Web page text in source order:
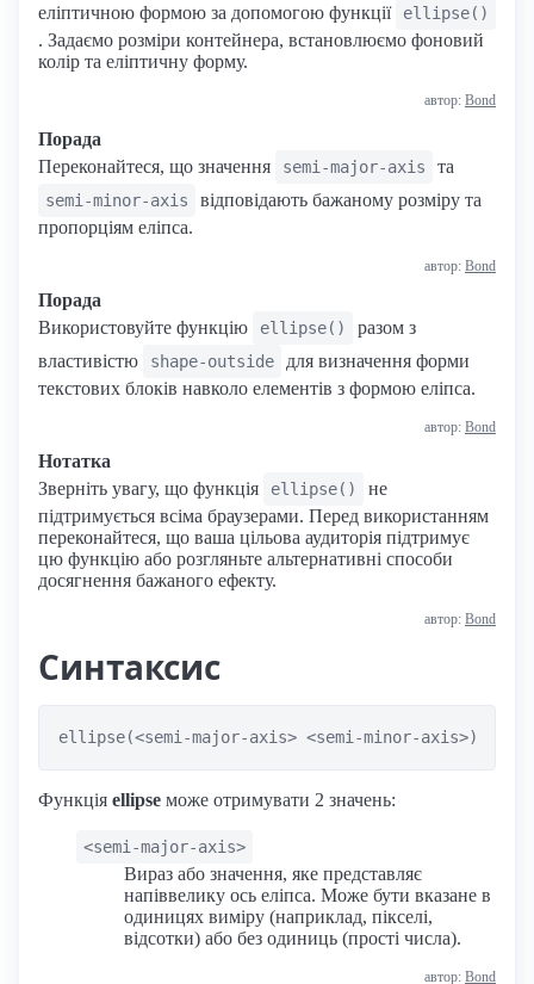
еліптичною формою за допомогою функції
ellipse()
. Задаємо розміри контейнера, встановлюємо фоновий
колір та еліптичну форму.
автор: Bond
Порада
Переконайтеся, що значення
semi-major-axis та
semi-minor-axis
відповідають бажаному розміру та
пропорціям еліпса.
автор: Bond
Порада
Використовуйте функцію
ellipse()
разом з
властивістю
shape-outside
для визначення форми
текстових блоків навколо елементів з формою еліпса.
автор: Bond
Нотатка
Зверніть увагу, що функція
ellipse()
не
підтримується всіма браузерами. Перед використанням
переконайтеся, що ваша цільова аудиторія підтримує
цю функцію або розгляньте альтернативні способи
досягнення бажаного ефекту.
автор: Bond
Синтаксис
ellipse(<semi-major-axis> <semi-minor-axis>)
Функція ellipse може отримувати 2 значень:
<semi-major-axis>
Вираз або значення, яке представляє
напіввелику ось еліпса. Може бути вказане в
одиницях виміру (наприклад, пікселі,
відсотки) або без одиниць (прості числа).
автор: Bond